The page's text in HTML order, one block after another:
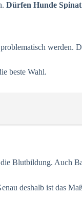
Dürfen Hunde Spinat
werden.
beste Wahl.
Blutbildung. Auch
deshalb ist das